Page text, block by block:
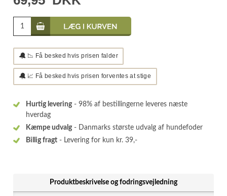
🔔 📉 Få besked hvis prisen falder
🔔 📈 Få besked hvis prisen forventes at stige
Hurtig levering- 98% af bestillingerne leveres næste
hverdag
Kæmpe udvalg- Danmarks største udvalg af hundefoder
Billig fragt - Levering for kun kr. 39,-
Produktbeskrivelse og fodringsvejledning